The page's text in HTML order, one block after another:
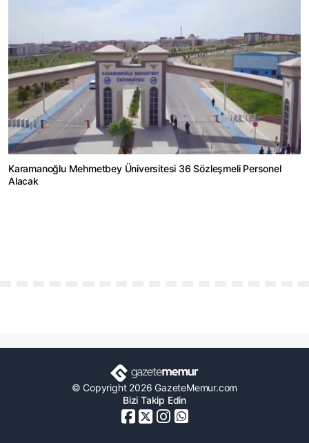
Karamanoğlu Mehmetbey Üniversitesi 36 Sözleşmeli Personel
Alacak
© Copyright 2026 GazeteMemur.com
Bizi Takip Edin